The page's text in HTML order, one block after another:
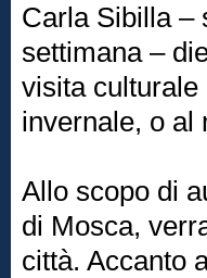
Carla Sibilla –
settimana –
visita
invernale, o al
Allo scopo di
di Mosca,
città. Accanto